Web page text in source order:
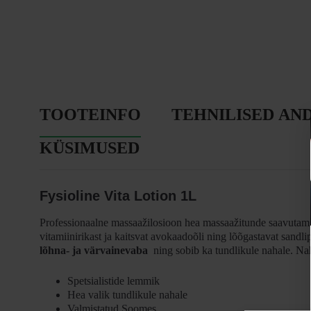
TOOTEINFO TEHNILISED
KÜSIMUSED
Fysioline Vita Lotion 1L
Professionaalne massaažilosioon hea massaažitunde
vitamiinirikast ja kaitsvat avokaadoõli ning lõõgastavat
lõhna- ja värvainevaba ning sobib ka tundlikule nahale.
Spetsialistide lemmik
Hea valik tundlikule nahale
Valmistatud Soomes